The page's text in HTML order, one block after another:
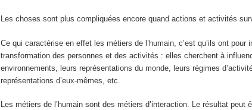
Les choses sont plus compliquées encore quand actions et activités
Ce qui caractérise en effet les métiers de l’humain, c’est qu’ils ont pour
transformation des personnes et des activités : elles cherchent à
environnements, leurs représentations du monde, leurs régimes
représentations d’eux-mêmes, etc.
Les métiers de l’humain sont des métiersd’interaction. Le résultat peut